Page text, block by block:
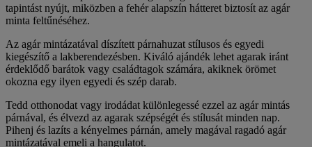
tapintást nyújt, miközben a fehér alapszín hátteret biztosít az agár
minta feltűnéséhez.
Az agár mintázatával díszített párnahuzat stílusos és egyedi
kiegészítő a lakberendezésben. Kiváló ajándék lehet agarak iránt
érdeklődő barátok vagy családtagok számára, akiknek örömet
okozna egy ilyen egyedi és szép darab.
Tedd otthonodat vagy irodádat különlegessé ezzel az agár mintás
párnával, és élvezd az agarak szépségét és stílusát minden nap.
Pihenj és lazíts a kényelmes párnán, amely magával ragadó agár
mintázatával emeli a hangulatot.